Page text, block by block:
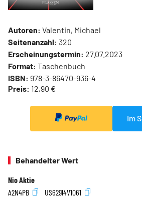
Autoren: Valentin, Michael
Seitenanzahl: 320
Erscheinungstermin: 27.07.2023
Format: Taschenbuch
ISBN: 978-3-86470-936-4
Preis: 12,90 €
Im
Behandelter Wert
Nio Aktie
A2N4PB
US62914V1061